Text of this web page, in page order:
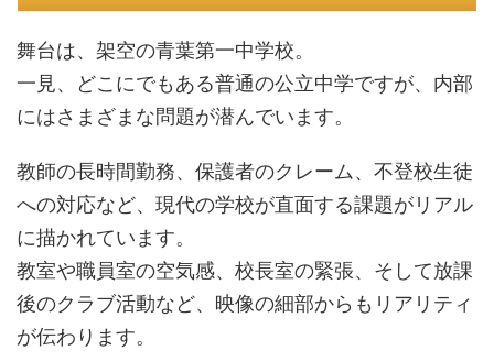
舞台は、架空の青葉第一中学校。
一見、どこにでもある普通の公立中学ですが、内部
にはさまざまな問題が潜んでいます。
教師の長時間勤務、保護者のクレーム、不登校生徒
への対応など、現代の学校が直面する課題がリアル
に描かれています。
教室や職員室の空気感、校長室の緊張、そして放課
後のクラブ活動など、映像の細部からもリアリティ
が伝わります。